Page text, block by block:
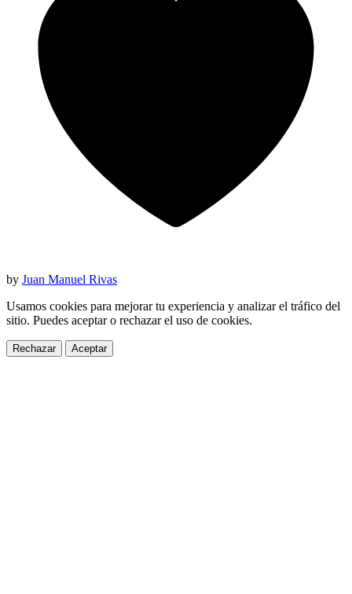
by Juan Manuel Rivas
Usamos cookies para mejorar tu experiencia y analizar el tráfico del
sitio. Puedes aceptar o rechazar el uso de cookies.
Rechazar Aceptar